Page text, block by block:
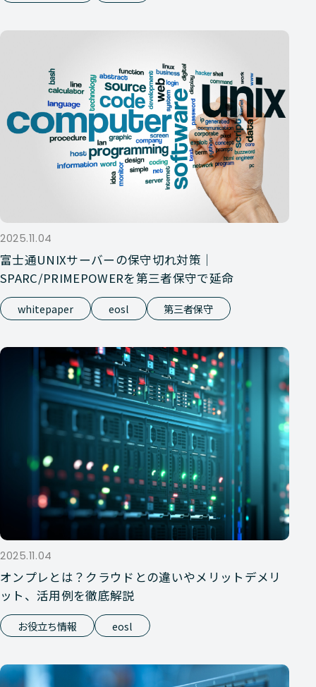
2025.11.04
富士通UNIXサーバーの保守切れ対策｜
SPARC/PRIMEPOWERを第三者保守で延命
whitepaper eosl 第三者保守
2025.11.04
オンプレとは？クラウドとの違いやメリットデメリ
ット、活用例を徹底解説
お役立ち情報 eosl